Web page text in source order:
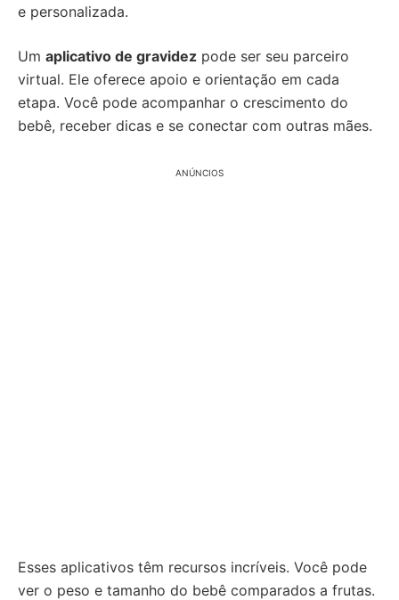
e personalizada.
Um aplicativo de gravidez pode ser seu parceiro
virtual. Ele oferece apoio e orientação em cada
etapa. Você pode acompanhar o crescimento do
bebê, receber dicas e se conectar com outras mães.
ANÚNCIOS
Esses aplicativos têm recursos incríveis. Você pode
ver o peso e tamanho do bebê comparados a frutas.